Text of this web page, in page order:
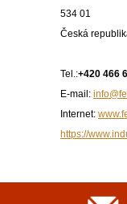
534 01
Česká
Tel.:+420 466
E-mail:
Internet:
https://